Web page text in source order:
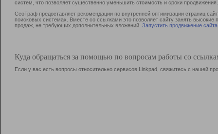
систем, что позволяет существенно уменьшить стоимость и сроки продвижения.
СеоТраф предоставляет рекомендации по внутренней оптимизации страниц
поисковых системах. Вместе со ссылками это позволяет сайту занять
продаж, не требующих дополнительных вложений. Запустить продвижение сайта
Куда обращаться за помощью по вопросам работы со
Если у вас есть вопросы относительно сервисов Linkpad, свяжитесь с нашей